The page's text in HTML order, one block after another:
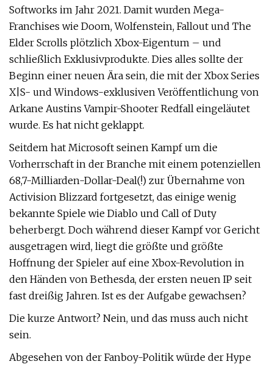
Softworks im Jahr 2021. Damit wurden Mega-
Franchises wie Doom, Wolfenstein, Fallout und The
Elder Scrolls plötzlich Xbox-Eigentum – und
schließlich Exklusivprodukte. Dies alles sollte der
Beginn einer neuen Ära sein, die mit der Xbox Series
X|S- und Windows-exklusiven Veröffentlichung von
Arkane Austins Vampir-Shooter Redfall eingeläutet
wurde. Es hat nicht geklappt.
Seitdem hat Microsoft seinen Kampf um die
Vorherrschaft in der Branche mit einem potenziellen
68,7-Milliarden-Dollar-Deal(!) zur Übernahme von
Activision Blizzard fortgesetzt, das einige wenig
bekannte Spiele wie Diablo und Call of Duty
beherbergt. Doch während dieser Kampf vor Gericht
ausgetragen wird, liegt die größte und größte
Hoffnung der Spieler auf eine Xbox-Revolution in
den Händen von Bethesda, der ersten neuen IP seit
fast dreißig Jahren. Ist es der Aufgabe gewachsen?
Die kurze Antwort? Nein, und das muss auch nicht
sein.
Abgesehen von der Fanboy-Politik würde der Hype